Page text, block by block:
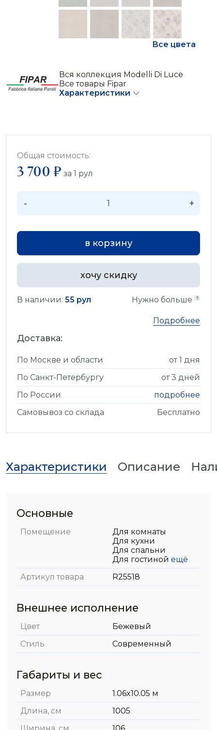
Все цвета
Вся коллекция Modelli Di Luce
Все товары Fipar
Характеристики
Общая стоимость:
3 700 ₽ за 1 рул
- +
в корзину
хочу скидку
В наличии: 55 рул Нужно больше
Подробнее
Доставка:
По Москве и области
от 1 дня
По Санкт-Петербургу
от 3 дней
По России
подробнее
Самовывоз со склада
Бесплатно
Характеристики Описание
Основные
Помещение
Для комнаты
Для кухни
Для спальни
Для гостиной ещё
Артикул товара
R25518
Внешнее исполнение
Цвет
Бежевый
Стиль
Современный
Габариты и вес
Размер
1.06x10.05 м
Длина, см
1005